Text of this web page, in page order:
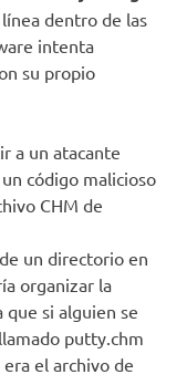
dentro de las
intenta
su propio
a un atacante
código malicioso
CHM de
un directorio en
organizar la
que si alguien se
putty.chm
el archivo de